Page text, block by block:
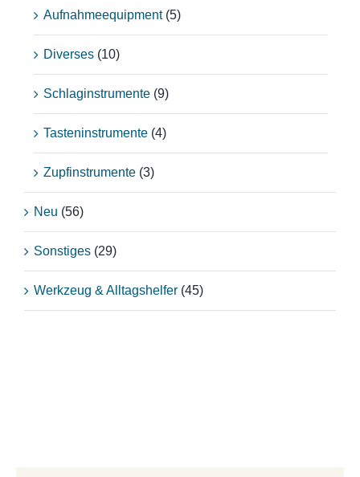
Aufnahmeequipment (5)
Diverses (10)
Schlaginstrumente (9)
Tasteninstrumente (4)
Zupfinstrumente (3)
Neu (56)
Sonstiges (29)
Werkzeug & Alltagshelfer (45)